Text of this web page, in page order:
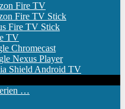
Fire TV
Fire TV Stick
Fire TV Stick
TV
Chromecast
Nexus Player
Shield Android TV
…